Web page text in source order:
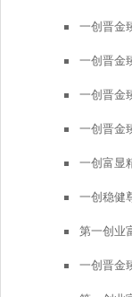
一创晋金
一创晋金
一创晋金
一创晋金
一创富显
一创稳健
第一创业
一创晋金